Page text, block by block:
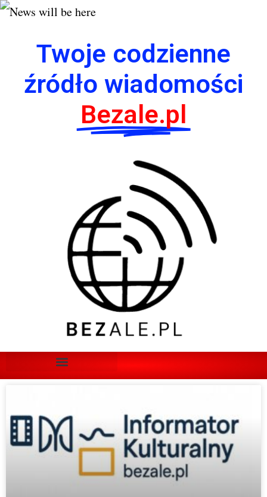
Twoje codzienne
źródło wiadomości
Bezale.pl